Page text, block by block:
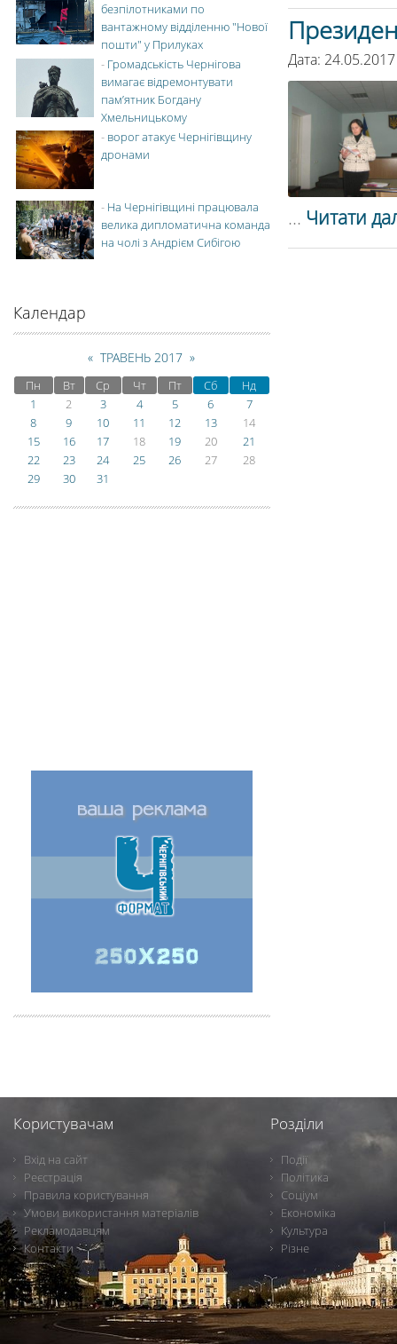
Дата:
... Читати
безпілотниками по
вантажному відділенню "Нової
пошти" у Прилуках
- Громадськість Чернігова
вимагає відремонтувати
пам’ятник Богдану
Хмельницькому
- ворог атакує Чернігівщину
дронами
- На Чернігівщині працювала
велика дипломатична команда
на чолі з Андрієм Сибігою
Календар
« ТРАВЕНЬ 2017 »
Пн Вт Ср Чт Пт Сб
Нд
1
2 3 4 5 6
7
8
9 10 11 12 13
14
15
16 17 18 19 20
21
22
23 24 25 26 27
28
29
30 31
Користувачам
Вхід на сайт
Реєстрація
Правила користування
Умови використання матеріалів
Рекламодавцям
Контакти
Розділи
Події
Політика
Соціум
Економіка
Культура
Різне